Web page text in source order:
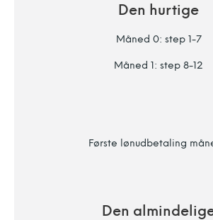
Den hurtige
Måned 0: step 1-7
Måned 1: step 8-12
Første lønudbetaling
Den